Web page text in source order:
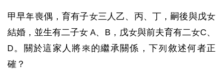
甲早年喪偶，育有子女三人乙、丙、丁，嗣後與戊女
結婚，並生有二子女 A、B，戊女與前夫育有二女C、
D。關於這家人將來的繼承關係，下列敘述何者正
確？